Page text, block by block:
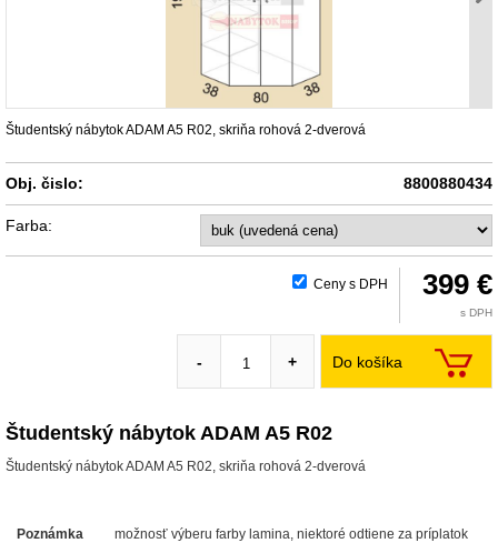
Študentský nábytok ADAM A5 R02, skriňa rohová 2-dverová
Obj. čislo: 8800880434
Farba:
Ceny s DPH 399 €
s DPH
Do košíka
- +
Študentský nábytok ADAM A5 R02
Študentský nábytok ADAM A5 R02, skriňa rohová 2-dverová
Poznámka možnosť výberu farby lamina, niektoré odtiene za príplatok